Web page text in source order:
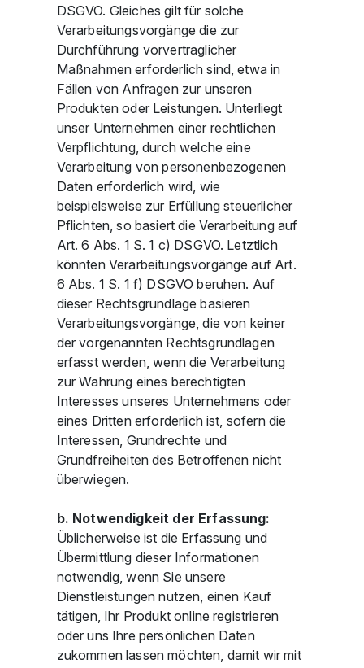
DSGVO. Gleiches gilt für solche
Verarbeitungsvorgänge die zur
Durchführung vorvertraglicher
Maßnahmen erforderlich sind, etwa in
Fällen von Anfragen zur unseren
Produkten oder Leistungen. Unterliegt
unser Unternehmen einer rechtlichen
Verpflichtung, durch welche eine
Verarbeitung von personenbezogenen
Daten erforderlich wird, wie
beispielsweise zur Erfüllung steuerlicher
Pflichten, so basiert die Verarbeitung auf
Art. 6 Abs. 1 S. 1 c) DSGVO. Letztlich
könnten Verarbeitungsvorgänge auf Art.
6 Abs. 1 S. 1 f) DSGVO beruhen. Auf
dieser Rechtsgrundlage basieren
Verarbeitungsvorgänge, die von keiner
der vorgenannten Rechtsgrundlagen
erfasst werden, wenn die Verarbeitung
zur Wahrung eines berechtigten
Interesses unseres Unternehmens oder
eines Dritten erforderlich ist, sofern die
Interessen, Grundrechte und
Grundfreiheiten des Betroffenen nicht
überwiegen.
b. Notwendigkeit der Erfassung:
Üblicherweise ist die Erfassung und
Übermittlung dieser Informationen
notwendig, wenn Sie unsere
Dienstleistungen nutzen, einen Kauf
tätigen, Ihr Produkt online registrieren
oder uns Ihre persönlichen Daten
zukommen lassen möchten, damit wir mit